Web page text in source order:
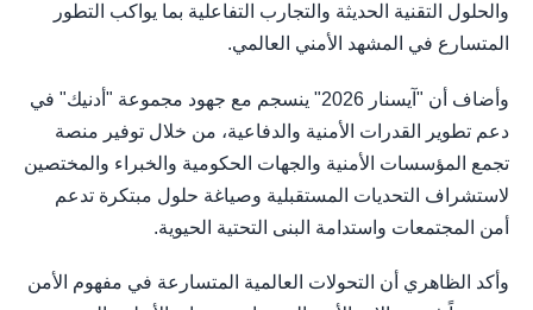
والحلول التقنية الحديثة والتجارب التفاعلية بما يواكب التطور
المتسارع في المشهد الأمني العالمي.
وأضاف أن "آيسنار 2026" ينسجم مع جهود مجموعة "أدنيك" في
دعم تطوير القدرات الأمنية والدفاعية، من خلال توفير منصة
تجمع المؤسسات الأمنية والجهات الحكومية والخبراء والمختصين
لاستشراف التحديات المستقبلية وصياغة حلول مبتكرة تدعم
أمن المجتمعات واستدامة البنى التحتية الحيوية.
وأكد الظاهري أن التحولات العالمية المتسارعة في مفهوم الأمن